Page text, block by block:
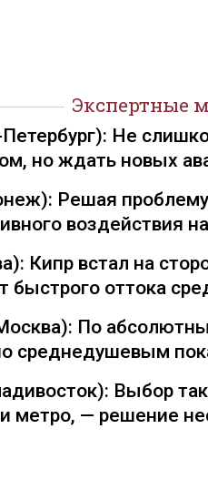
Экспертные
Не
но ждать новых
Решая проблему
воздействия
Кипр встал на
быстрого оттока
По
среднедушевым
Выбор
метро, — решение